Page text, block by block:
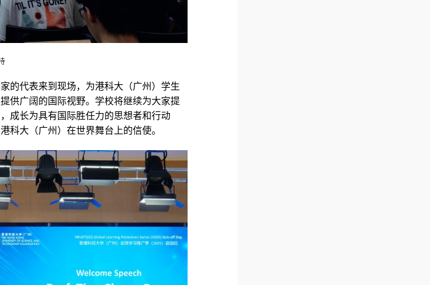
的代表来到现场，为港科大（广州）学生
供广阔的国际视野。学校将继续为大家提
成长为具有国际胜任力的思想者和行动
科大（广州）在世界舞台上的信使。